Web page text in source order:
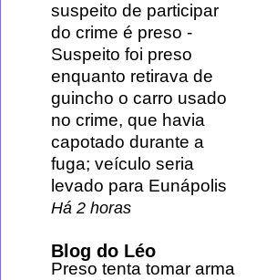
suspeito de participar
do crime é preso -
Suspeito foi preso
enquanto retirava de
guincho o carro usado
no crime, que havia
capotado durante a
fuga; veículo seria
levado para Eunápolis
Há 2 horas
Blog do Léo
Preso tenta tomar arma